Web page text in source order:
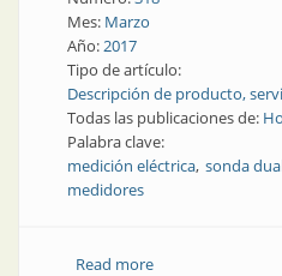
Mes: Marzo
Año:2017
Tipo de artículo:
Descripción de producto,
Todas las publicaciones de:
Palabra clave:
medición eléctrica sonda
medidores
Read moreabout Mediciones